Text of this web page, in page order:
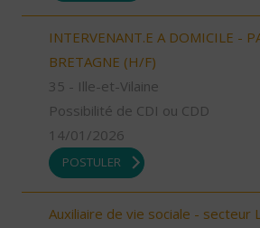
INTERVENANT.E A DOMICILE -
BRETAGNE (H/F)
35 - Ille-et-Vilaine
Possibilité de CDI ou CDD
14/01/2026
POSTULER
Auxiliaire de vie sociale - secteur